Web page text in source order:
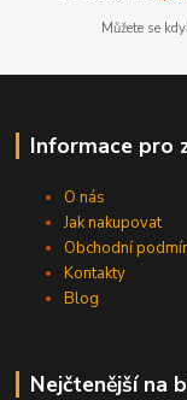
Můžete se
Informace pro
O nás
Jak nakupovat
Obchodní
Kontakty
Blog
Nejčtenější na